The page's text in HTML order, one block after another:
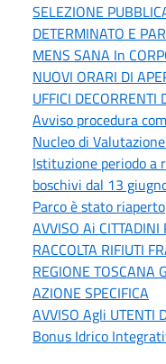
SELEZIONE
DETERMINATO E
MENS SANA In
NUOVI ORARI DI
UFFICI
Avviso procedura
Nucleo di
Istituzione periodo a
boschivi dal 13
Parco è stato riaperto
AVVISO Ai
RACCOLTA RIFIUTI
REGIONE TOSCANA
AZIONE SPECIFICA
AVVISO Agli UTENTI
Bonus Idrico